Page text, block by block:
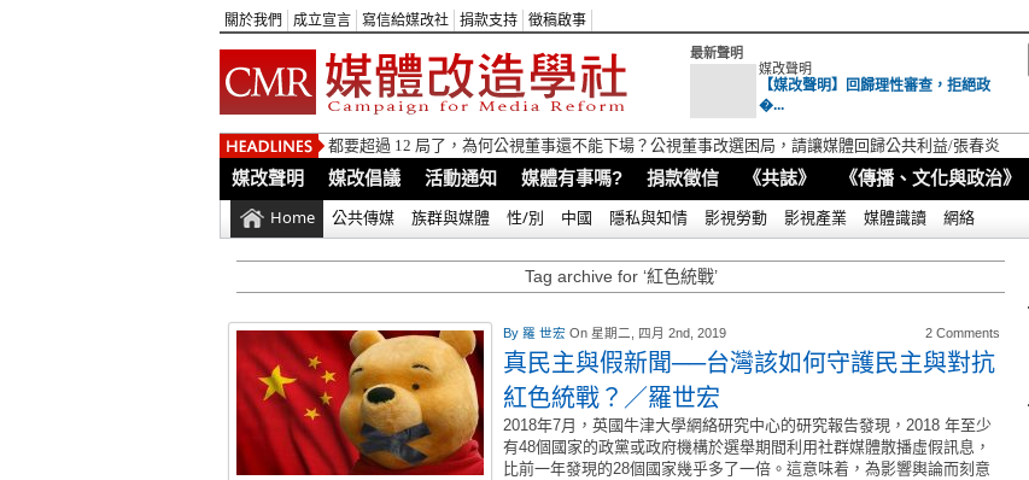
關於我們 成立宣言 寫信給媒改社 捐款支持 徵稿啟事
最新聲明
媒改聲明
【媒改聲明】回歸理性審查，拒絕政
�...
都要超過 12 局了，為何公視董事還不能下場？公視董事改選困局，請讓媒體回歸公共利益/張春炎
媒改聲明 媒改倡議 活動通知 媒體有事嗎? 捐款徵信 《共誌》 《傳播、文化與政治》
Home 公共傳媒 族群與媒體 性/別 中國 隱私與知情 影視勞動 影視產業 媒體識讀 網絡
Tag archive for ‘紅色統戰’
By 羅 世宏 On 星期二, 四月 2nd, 2019 2 Comments
真民主與假新聞──台灣該如何守護民主與對抗
紅色統戰？／羅世宏
2018年7月，英國牛津大學網絡研究中心的研究報告發現，2018 年至少
有48個國家的政黨或政府機構於選舉期間利用社群媒體散播虛假訊息，
比前一年發現的28個國家幾乎多了一倍。這意味着，為影響輿論而刻意